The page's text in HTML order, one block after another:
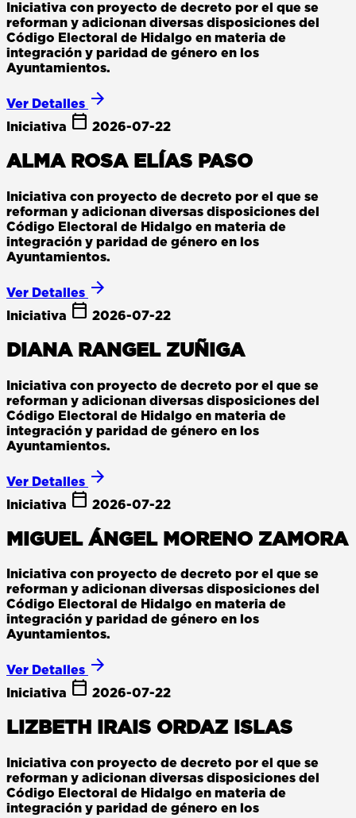
Iniciativa con proyecto de decreto por el que se
reforman y adicionan diversas disposiciones del
Código Electoral de Hidalgo en materia de
integración y paridad de género en los
Ayuntamientos.
Ver Detalles arrow_forward
Iniciativa calendar_today 2026-07-22
ALMA ROSA ELÍAS PASO
Iniciativa con proyecto de decreto por el que se
reforman y adicionan diversas disposiciones del
Código Electoral de Hidalgo en materia de
integración y paridad de género en los
Ayuntamientos.
Ver Detalles arrow_forward
Iniciativa calendar_today 2026-07-22
DIANA RANGEL ZUÑIGA
Iniciativa con proyecto de decreto por el que se
reforman y adicionan diversas disposiciones del
Código Electoral de Hidalgo en materia de
integración y paridad de género en los
Ayuntamientos.
Ver Detalles arrow_forward
Iniciativa calendar_today 2026-07-22
MIGUEL ÁNGEL MORENO ZAMORA
Iniciativa con proyecto de decreto por el que se
reforman y adicionan diversas disposiciones del
Código Electoral de Hidalgo en materia de
integración y paridad de género en los
Ayuntamientos.
Ver Detalles arrow_forward
Iniciativa calendar_today 2026-07-22
LIZBETH IRAIS ORDAZ ISLAS
Iniciativa con proyecto de decreto por el que se
reforman y adicionan diversas disposiciones del
Código Electoral de Hidalgo en materia de
integración y paridad de género en los